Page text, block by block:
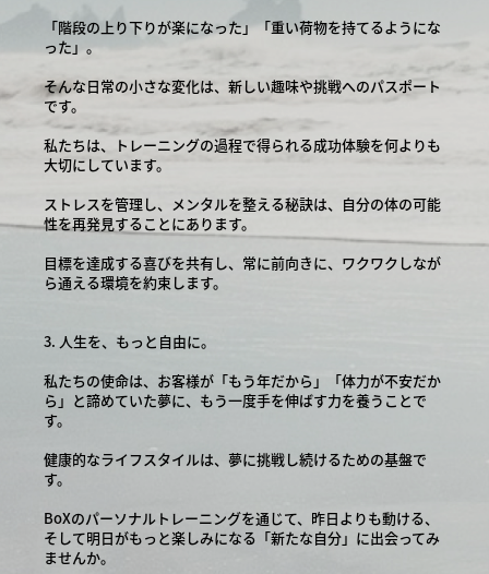
「階段の上り下りが楽になった」「重い荷物を持てるようにな
った」。
そんな日常の小さな変化は、新しい趣味や挑戦へのパスポート
です。
私たちは、トレーニングの過程で得られる成功体験を何よりも
大切にしています。
ストレスを管理し、メンタルを整える秘訣は、自分の体の可能
性を再発見することにあります。
目標を達成する喜びを共有し、常に前向きに、ワクワクしなが
ら通える環境を約束します。
3. 人生を、もっと自由に。
私たちの使命は、お客様が「もう年だから」「体力が不安だか
ら」と諦めていた夢に、もう一度手を伸ばす力を養うことで
す。
健康的なライフスタイルは、夢に挑戦し続けるための基盤で
す。
BoXのパーソナルトレーニングを通じて、昨日よりも動ける、
そして明日がもっと楽しみになる「新たな自分」に出会ってみ
ませんか。